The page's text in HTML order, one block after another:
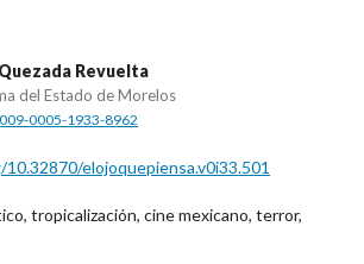
Revuelta
del Estado de Morelos
0005-1933-8962
elojoquepiensa.v0i33.501
tropicalización, cine mexicano, terror,